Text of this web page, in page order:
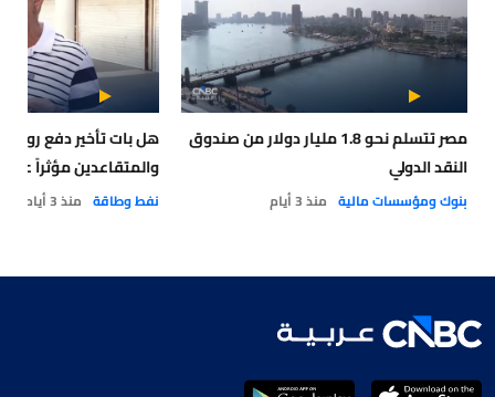
مصر تتسلم نحو 1.8 مليار دولار من صندوق
النقد الدولي
بنوك ومؤسسات مالية منذ 3 أيام
هل بات تأخير دفع
والمتقاعدين مؤثراً
نفط وطاقة منذ 3 أيام